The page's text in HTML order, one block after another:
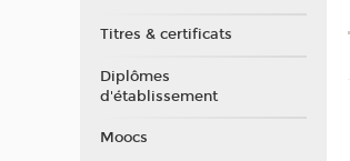
Titres & certificats
Diplômes
d'établissement
Moocs